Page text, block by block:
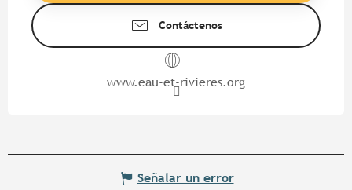
Contáctenos
www.eau-et-rivieres.org
Señalar un error